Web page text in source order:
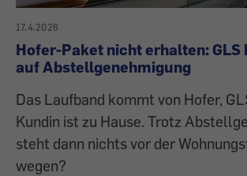
17.4.2026
Hofer-Paket nicht erhalten:
auf Abstellgenehmigung
Das Laufband kommt von Hofer,
Kundin ist zu Hause. Trotz
steht dann nichts vor der
wegen?